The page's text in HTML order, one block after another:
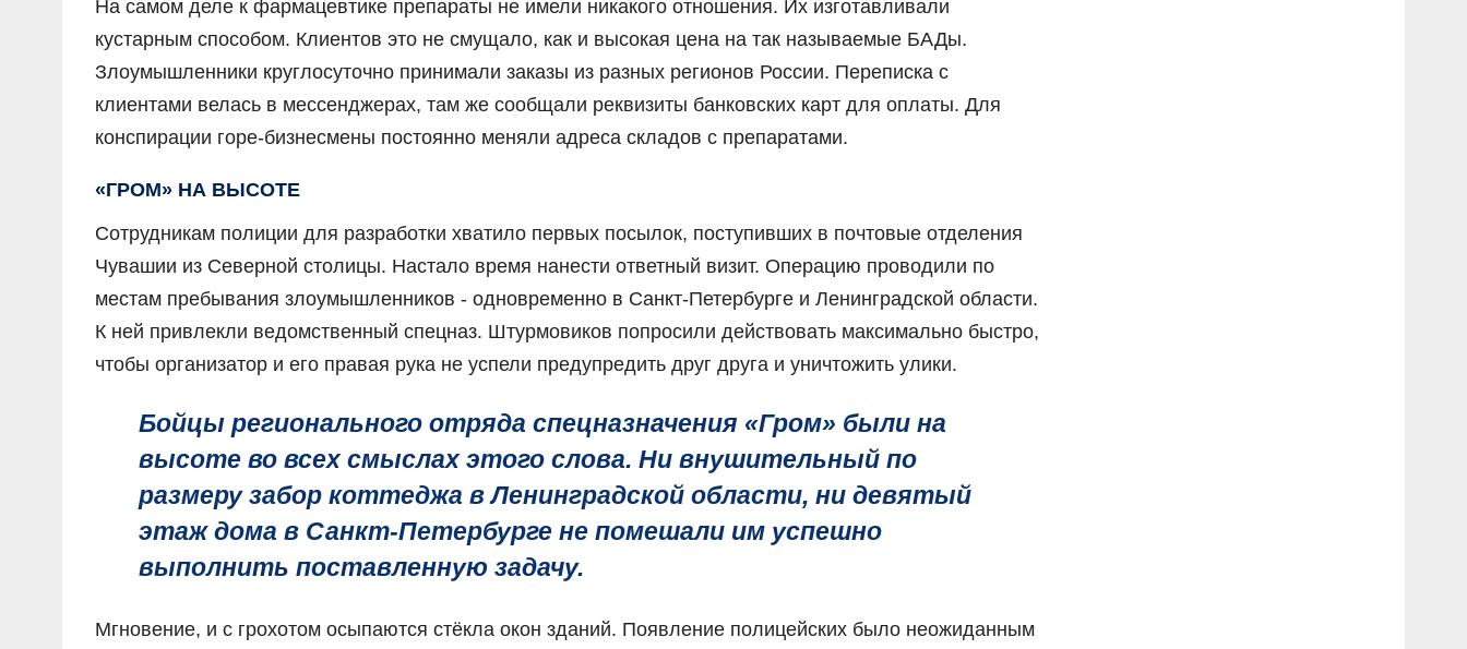
На самом деле к фармацевтике препараты не имели никакого отношения. Их изготавливали
кустарным способом. Клиентов это не смущало, как и высокая цена на так называемые БАДы.
Злоумышленники круглосуточно принимали заказы из разных регионов России. Переписка с
клиентами велась в мессенджерах, там же сообщали реквизиты банковских карт для оплаты. Для
конспирации горе-бизнесмены постоянно меняли адреса складов с препаратами.
«ГРОМ» НА ВЫСОТЕ
Сотрудникам полиции для разработки хватило первых посылок, поступивших в почтовые отделения
Чувашии из Северной столицы. Настало время нанести ответный визит. Операцию проводили по
местам пребывания злоумышленников - одновременно в Санкт-Петербурге и Ленинградской области.
К ней привлекли ведомственный спецназ. Штурмовиков попросили действовать максимально быстро,
чтобы организатор и его правая рука не успели предупредить друг друга и уничтожить улики.
Бойцы регионального отряда спецназначения «Гром» были на
высоте во всех смыслах этого слова. Ни внушительный по
размеру забор коттеджа в Ленинградской области, ни девятый
этаж дома в Санкт-Петербурге не помешали им успешно
выполнить поставленную задачу.
Мгновение, и с грохотом осыпаются стёкла окон зданий. Появление полицейских было неожиданным